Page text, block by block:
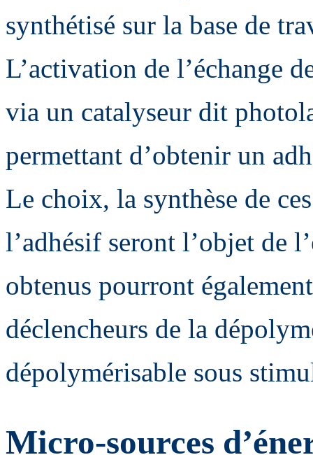
synthétisé sur la base de
L’activation de l’échange
via un catalyseur dit
permettant d’obtenir un
Le choix, la synthèse de
l’adhésif seront l’objet de
obtenus pourront
déclencheurs de la
dépolymérisable sous
Micro-sources